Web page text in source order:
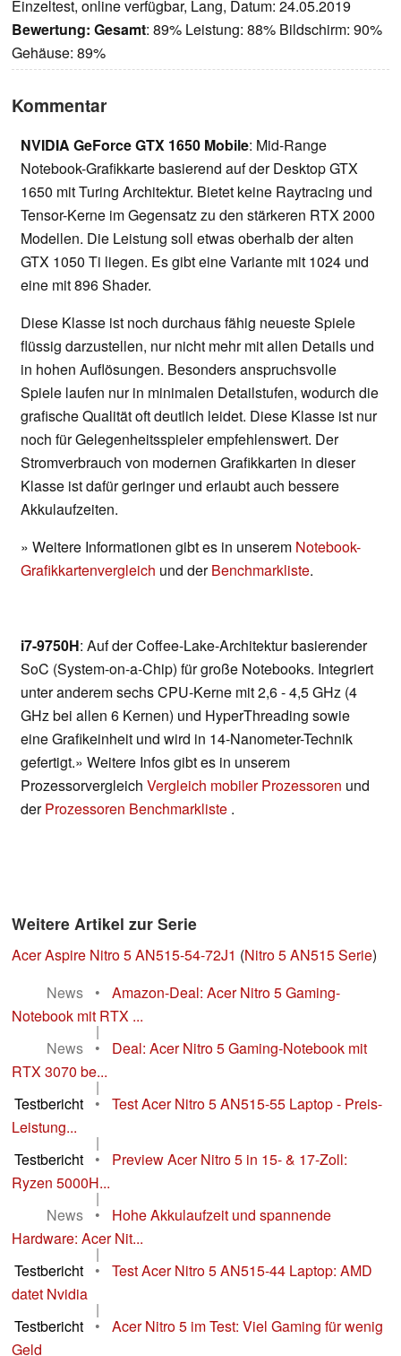
Einzeltest, online verfügbar, Lang, Datum: 24.05.2019
Bewertung: Gesamt: 89% Leistung: 88% Bildschirm: 90%
Gehäuse: 89%
Kommentar
NVIDIA GeForce GTX 1650 Mobile: Mid-Range
Notebook-Grafikkarte basierend auf der Desktop GTX
1650 mit Turing Architektur. Bietet keine Raytracing und
Tensor-Kerne im Gegensatz zu den stärkeren RTX 2000
Modellen. Die Leistung soll etwas oberhalb der alten
GTX 1050 Ti liegen. Es gibt eine Variante mit 1024 und
eine mit 896 Shader.
Diese Klasse ist noch durchaus fähig neueste Spiele
flüssig darzustellen, nur nicht mehr mit allen Details und
in hohen Auflösungen. Besonders anspruchsvolle
Spiele laufen nur in minimalen Detailstufen, wodurch die
grafische Qualität oft deutlich leidet. Diese Klasse ist nur
noch für Gelegenheitsspieler empfehlenswert. Der
Stromverbrauch von modernen Grafikkarten in dieser
Klasse ist dafür geringer und erlaubt auch bessere
Akkulaufzeiten.
» Weitere Informationen gibt es in unserem Notebook-
Grafikkartenvergleich und derBenchmarkliste.
i7-9750H: Auf der Coffee-Lake-Architektur basierender
SoC (System-on-a-Chip) für große Notebooks. Integriert
unter anderem sechs CPU-Kerne mit 2,6 - 4,5 GHz (4
GHz bei allen 6 Kernen) und HyperThreading sowie
eine Grafikeinheit und wird in 14-Nanometer-Technik
gefertigt.» Weitere Infos gibt es in unserem
Prozessorvergleich Vergleich mobiler Prozessoren und
derProzessoren Benchmarkliste .
Weitere Artikel zur Serie
Acer Aspire Nitro 5 AN515-54-72J1 (Nitro 5 AN515 Serie)
News
•
Amazon-Deal: Acer Nitro 5 Gaming-
Notebook mit RTX ...
|
News
•
Deal: Acer Nitro 5 Gaming-Notebook mit
RTX 3070 be...
|
Testbericht
•
Test Acer Nitro 5 AN515-55 Laptop - Preis-
Leistung...
|
Testbericht
•
Preview Acer Nitro 5 in 15- & 17-Zoll:
Ryzen 5000H...
|
News
•
Hohe Akkulaufzeit und spannende
Hardware: Acer Nit...
|
Testbericht
•
Test Acer Nitro 5 AN515-44 Laptop: AMD
datet Nvidia
|
Testbericht
•
Acer Nitro 5 im Test: Viel Gaming für wenig
Geld